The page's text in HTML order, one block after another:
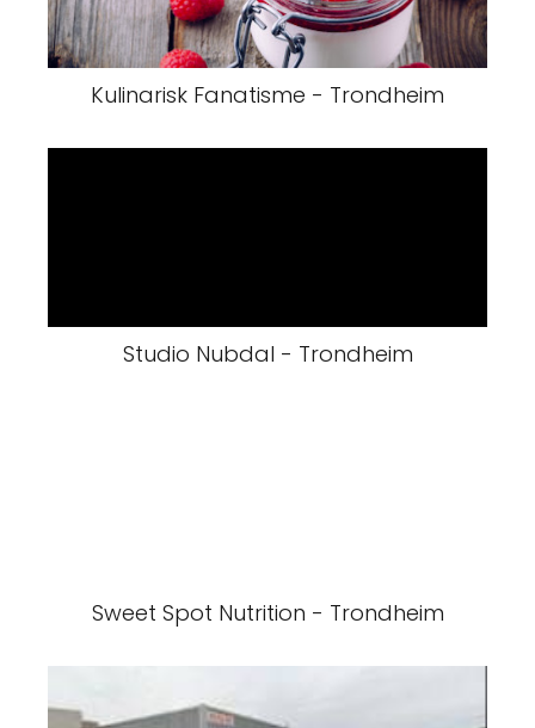
Kulinarisk Fanatisme - Trondheim
Studio Nubdal - Trondheim
Sweet Spot Nutrition - Trondheim